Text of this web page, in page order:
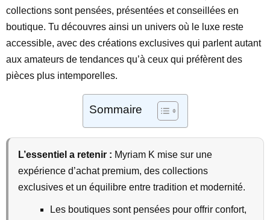
collections sont pensées, présentées et conseillées en
boutique. Tu découvres ainsi un univers où le luxe reste
accessible, avec des créations exclusives qui parlent autant
aux amateurs de tendances qu’à ceux qui préfèrent des
pièces plus intemporelles.
Sommaire
L’essentiel a retenir : Myriam K mise sur une
expérience d’achat premium, des collections
exclusives et un équilibre entre tradition et modernité.
Les boutiques sont pensées pour offrir confort,